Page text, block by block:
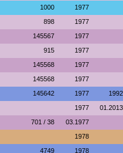
1000 1977
898 1977
145567 1977
915 1977
145568 1977
145568 1977
145642 1977 1992
1977 01.2013
701 / 38 03.1977
1978
4749 1978